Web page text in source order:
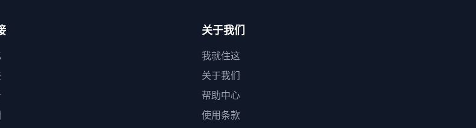
关于我们
我就住这
关于我们
帮助中心
使用条款